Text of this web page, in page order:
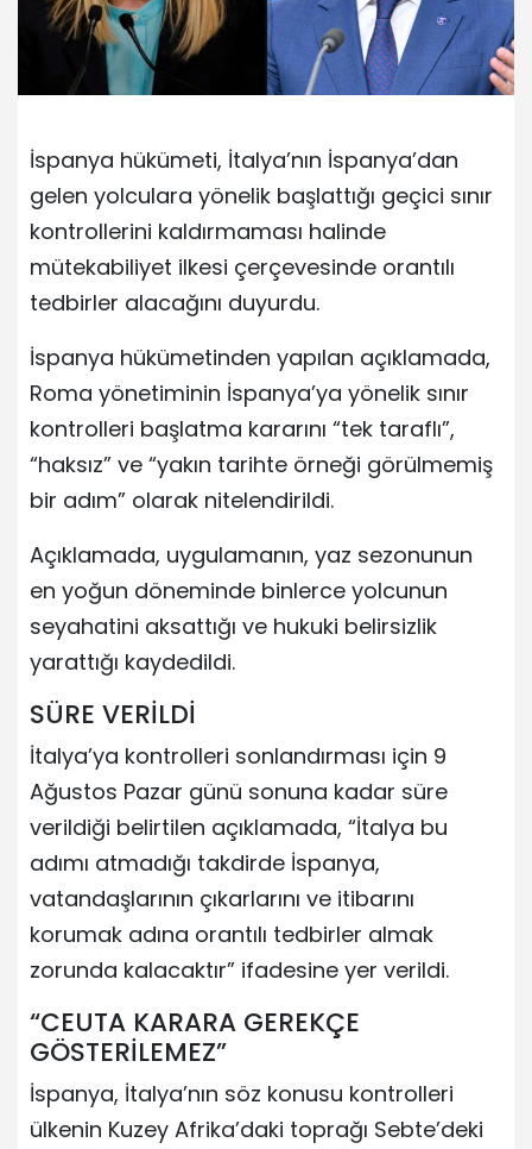
İspanya hükümeti, İtalya’nın İspanya’dan
gelen yolculara yönelik başlattığı geçici sınır
kontrollerini kaldırmaması halinde
mütekabiliyet ilkesi çerçevesinde orantılı
tedbirler alacağını duyurdu.
İspanya hükümetinden yapılan açıklamada,
Roma yönetiminin İspanya’ya yönelik sınır
kontrolleri başlatma kararını “tek taraflı”,
“haksız” ve “yakın tarihte örneği görülmemiş
bir adım” olarak nitelendirildi.
Açıklamada, uygulamanın, yaz sezonunun
en yoğun döneminde binlerce yolcunun
seyahatini aksattığı ve hukuki belirsizlik
yarattığı kaydedildi.
SÜRE VERİLDİ
İtalya’ya kontrolleri sonlandırması için 9
Ağustos Pazar günü sonuna kadar süre
verildiği belirtilen açıklamada, “İtalya bu
adımı atmadığı takdirde İspanya,
vatandaşlarının çıkarlarını ve itibarını
korumak adına orantılı tedbirler almak
zorunda kalacaktır” ifadesine yer verildi.
“CEUTA KARARA GEREKÇE
GÖSTERİLEMEZ”
İspanya, İtalya’nın söz konusu kontrolleri
ülkenin Kuzey Afrika’daki toprağı Sebte’deki